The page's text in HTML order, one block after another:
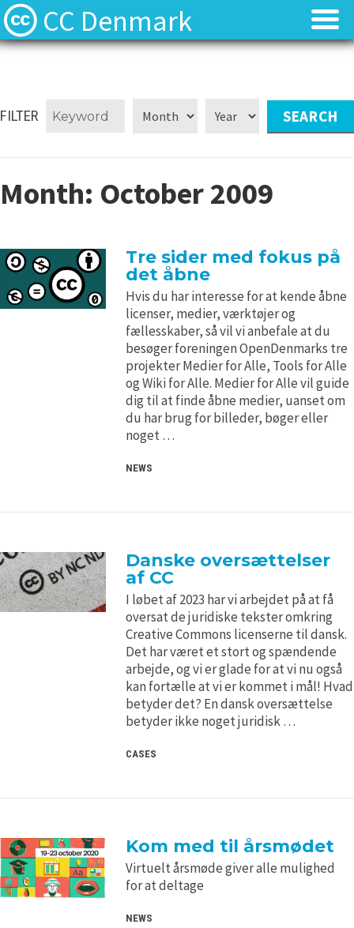
CC Denmark
Hvad er Creative Commons?
Kontakt
Materialer
Kilder
H5P and Creative Commons
Hvad er Creative Commons?
Kontakt
Materialer
Kilder
H5P and Creative Commons
FILTER
Month: October 2009
Tre sider med fokus på
det åbne
Hvis du har interesse for at kende åbne
licenser, medier, værktøjer og
fællesskaber, så vil vi anbefale at du
besøger foreningen OpenDenmarks tre
projekter Medier for Alle, Tools for Alle
og Wiki for Alle. Medier for Alle vil guide
dig til at finde åbne medier, uanset om
du har brug for billeder, bøger eller
noget …
NEWS
Danske oversættelser
af CC
I løbet af 2023 har vi arbejdet på at få
oversat de juridiske tekster omkring
Creative Commons licenserne til dansk.
Det har været et stort og spændende
arbejde, og vi er glade for at vi nu også
kan fortælle at vi er kommet i mål! Hvad
betyder det? En dansk oversættelse
betyder ikke noget juridisk …
CASES
Kom med til årsmødet
Virtuelt årsmøde giver alle mulighed
for at deltage
NEWS